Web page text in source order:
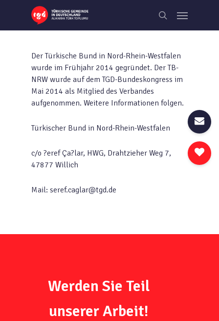
main
search
Menu
Der Türkische Bund in Nord-Rhein-Westfalen
wurde im Frühjahr 2014 gegründet. Der TB-
NRW wurde auf dem TGD-Bundeskongress im
Mai 2014 als Mitglied des Verbandes
aufgenommen. Weitere Informationen folgen.
Türkischer Bund in Nord-Rhein-Westfalen
c/o ?eref Ça?lar, HWG, Drahtzieher Weg 7,
47877 Willich
Mail: seref.caglar@tgd.de
Werden Sie Teil
unserer Arbeit!